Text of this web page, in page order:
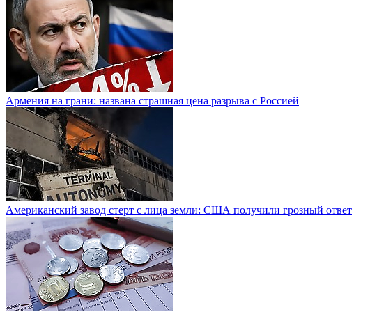
Армения на грани: названа страшная цена разрыва с Россией
Американский завод стерт с лица земли: США получили грозный ответ